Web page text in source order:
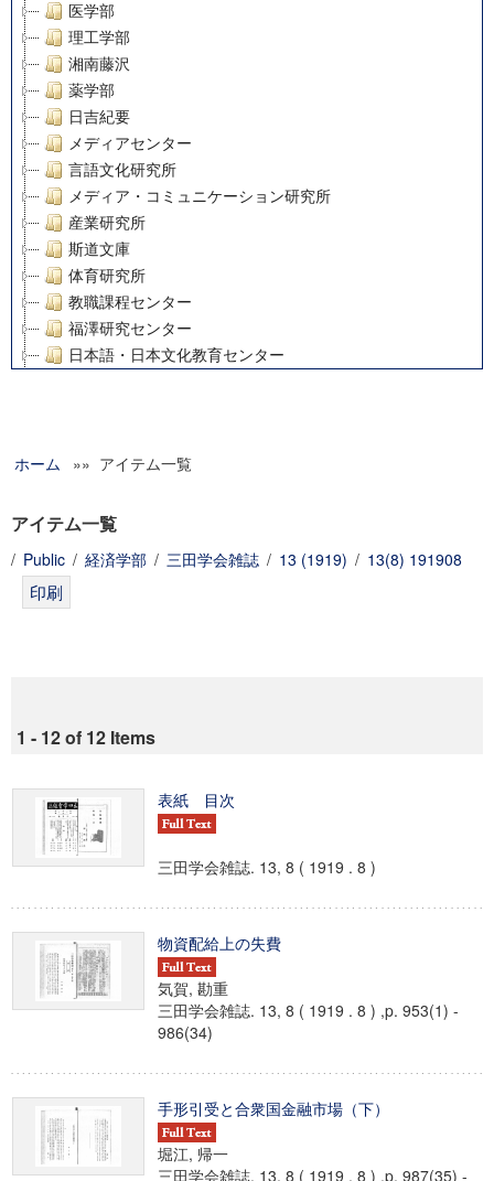
医学部
理工学部
湘南藤沢
薬学部
日吉紀要
メディアセンター
言語文化研究所
メディア・コミュニケーション研究所
産業研究所
斯道文庫
体育研究所
教職課程センター
福澤研究センター
日本語・日本文化教育センター
グローバルリサーチインスティテュート
科学研究費補助金研究成果報告書
慶應義塾大学グローバルCOEプログラム市民社会ガバナンス
ホーム »» アイテム一覧
アイテム一覧
/ Public / 経済学部 / 三田学会雑誌 / 13 (1919) / 13(8) 191908
1 - 12 of 12 Items
表紙 目次
三田学会雑誌. 13, 8 ( 1919 . 8 )
物資配給上の失費
気賀, 勘重
三田学会雑誌. 13, 8 ( 1919 . 8 ) ,p. 953(1) -
986(34)
手形引受と合衆国金融市場（下）
堀江, 帰一
三田学会雑誌. 13, 8 ( 1919 . 8 ) ,p. 987(35) -